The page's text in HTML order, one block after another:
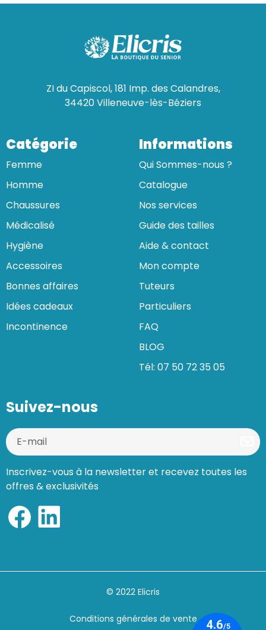
ZI du Capiscol, 181 Imp. des Calandres,
34420 Villeneuve-lès-Béziers
Catégorie
Femme
Homme
Chaussures
Médicalisé
Hygiène
Accessoires
Bonnes affaires
Idées cadeaux
Incontinence
Informations
Qui Sommes-nous ?
Catalogue
Nos services
Guide des tailles
Aide & contact
Mon compte
Tuteurs
Particuliers
FAQ
BLOG
Tél: 07 50 72 35 05
Suivez-nous
Inscrivez-vous à la newsletter et recevez toutes les
offres & exclusivités
© 2022 Elicris
Conditions générales de vente